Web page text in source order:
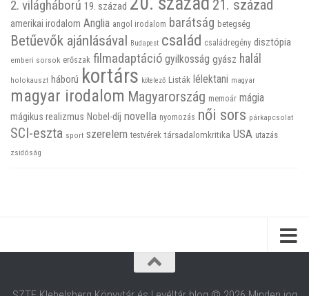
2. világháború 19. század 21. század
amerikai irodalom Anglia angol irodalom barátság betegség
Betűevők ajánlásával Budapest család családregény disztópia
emberi sorsok erőszak filmadaptáció gyilkosság gyász halál
holokauszt háború kortárs kötelező Listák lélektani magyar
magyar irodalom Magyarország memoár mágia
mágikus realizmus Nobel-díj novella nyomozás női sors párkapcsolat
SCI-eszta sport szerelem testvérek társadalomkritika USA utazás
zsidóság